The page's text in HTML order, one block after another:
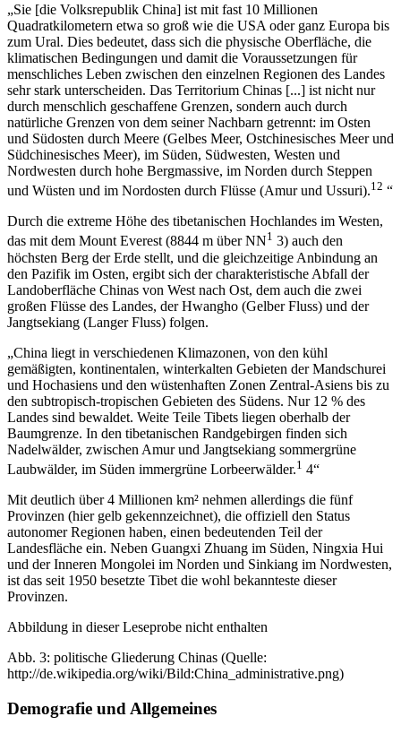
„Sie [die Volksrepublik China] ist mit fast 10 Millionen
Quadratkilometern etwa so groß wie die USA oder ganz Europa bis
zum Ural. Dies bedeutet, dass sich die physische Oberfläche, die
klimatischen Bedingungen und damit die Voraussetzungen für
menschliches Leben zwischen den einzelnen Regionen des Landes
sehr stark unterscheiden. Das Territorium Chinas [...] ist nicht nur
durch menschlich geschaffene Grenzen, sondern auch durch
natürliche Grenzen von dem seiner Nachbarn getrennt: im Osten
und Südosten durch Meere (Gelbes Meer, Ostchinesisches Meer und
Südchinesisches Meer), im Süden, Südwesten, Westen und
Nordwesten durch hohe Bergmassive, im Norden durch Steppen
und Wüsten und im Nordosten durch Flüsse (Amur und Ussuri).12 “
Durch die extreme Höhe des tibetanischen Hochlandes im Westen,
das mit dem Mount Everest (8844 m über NN1 3) auch den
höchsten Berg der Erde stellt, und die gleichzeitige Anbindung an
den Pazifik im Osten, ergibt sich der charakteristische Abfall der
Landoberfläche Chinas von West nach Ost, dem auch die zwei
großen Flüsse des Landes, der Hwangho (Gelber Fluss) und der
Jangtsekiang (Langer Fluss) folgen.
„China liegt in verschiedenen Klimazonen, von den kühl
gemäßigten, kontinentalen, winterkalten Gebieten der Mandschurei
und Hochasiens und den wüstenhaften Zonen Zentral-Asiens bis zu
den subtropisch-tropischen Gebieten des Südens. Nur 12 % des
Landes sind bewaldet. Weite Teile Tibets liegen oberhalb der
Baumgrenze. In den tibetanischen Randgebirgen finden sich
Nadelwälder, zwischen Amur und Jangtsekiang sommergrüne
Laubwälder, im Süden immergrüne Lorbeerwälder.1 4“
Mit deutlich über 4 Millionen km² nehmen allerdings die fünf
Provinzen (hier gelb gekennzeichnet), die offiziell den Status
autonomer Regionen haben, einen bedeutenden Teil der
Landesfläche ein. Neben Guangxi Zhuang im Süden, Ningxia Hui
und der Inneren Mongolei im Norden und Sinkiang im Nordwesten,
ist das seit 1950 besetzte Tibet die wohl bekannteste dieser
Provinzen.
Abbildung in dieser Leseprobe nicht enthalten
Abb. 3: politische Gliederung Chinas (Quelle:
http://de.wikipedia.org/wiki/Bild:China_administrative.png)
Demografie und Allgemeines